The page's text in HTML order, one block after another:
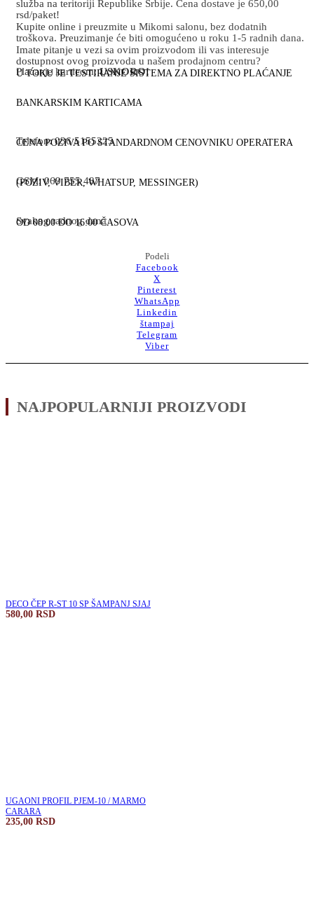
služba na teritoriji Republike Srbije. Cena dostave je 650,00
rsd/paket!
Kupite online i preuzmite u Mikomi salonu, bez dodatnih
troškova. Preuzimanje će biti omogućeno u roku 1-5 radnih dana.
Imate pitanje u vezi sa ovim proizvodom ili vas interesuje
dostupnost ovog proizvoda u našem prodajnom centru?
Plaćanje karticom:USKORO!
U TOKU JE TESTIRANJE SISTEMA ZA DIREKTNO PLAĆANJE
BANKARSKIM KARTICAMA
Telefon: 036 5155225
CENA POZIVA PO STANDARDNOM CENOVNIKU OPERATERA
GSM: 069 755 487
(POZIV, VIBER, WHATSUP, MESSINGER)
Svakog radnog dana
OD 08:00 DO 16:00 ČASOVA
Podeli
Facebook
X
Pinterest
WhatsApp
Linkedin
štampaj
Telegram
Viber
NAJPOPULARNIJI PROIZVODI
DECO ČEP R-ST 10 SP ŠAMPANJ SJAJ
580,00 RSD
UGAONI PROFIL PJEM-10 / MARMO
CARARA
235,00 RSD